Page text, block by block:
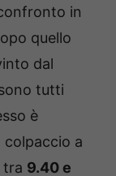
in
quello
dal
tutti
è
colpaccio a
tra 9.40 e